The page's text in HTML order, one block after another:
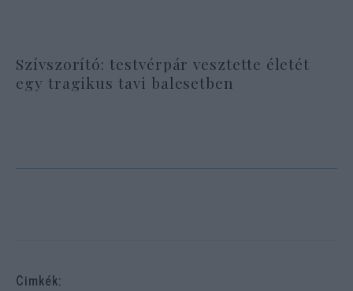
Szívszorító: testvérpár vesztette életét
egy tragikus tavi balesetben
Cimkék: